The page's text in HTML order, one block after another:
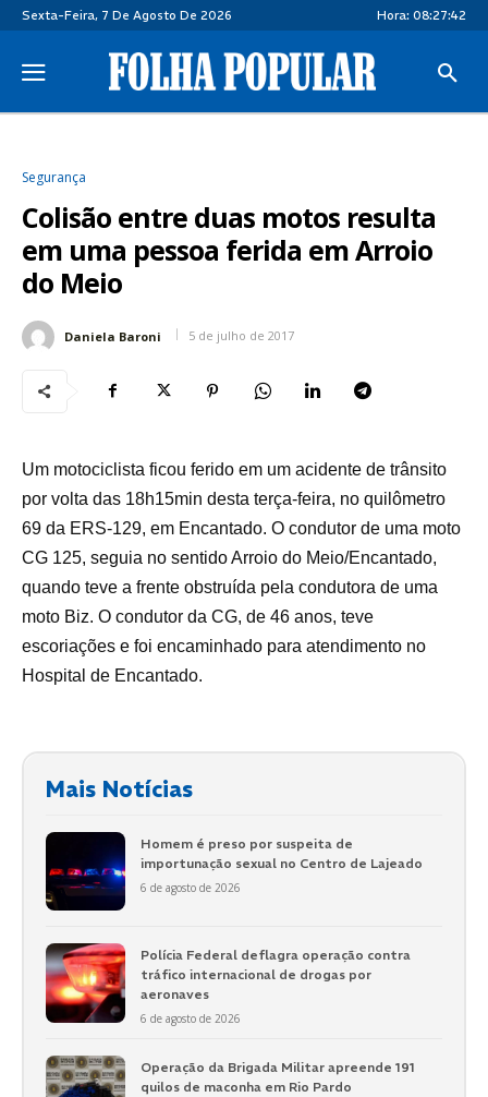
Sexta-Feira, 7 De Agosto De 2026 Hora: 08:27:42
Segurança
Colisão entre duas motos resulta
em uma pessoa ferida em Arroio
do Meio
Daniela Baroni 5 de julho de 2017
Um motociclista ficou ferido em um acidente de trânsito
por volta das 18h15min desta terça-feira, no quilômetro
69 da ERS-129, em Encantado. O condutor de uma moto
CG 125, seguia no sentido Arroio do Meio/Encantado,
quando teve a frente obstruída pela condutora de uma
moto Biz. O condutor da CG, de 46 anos, teve
escoriações e foi encaminhado para atendimento no
Hospital de Encantado.
Mais Notícias
Homem é preso por suspeita de
importunação sexual no Centro de Lajeado
6 de agosto de 2026
Polícia Federal deflagra operação contra
tráfico internacional de drogas por
aeronaves
6 de agosto de 2026
Operação da Brigada Militar apreende 191
quilos de maconha em Rio Pardo